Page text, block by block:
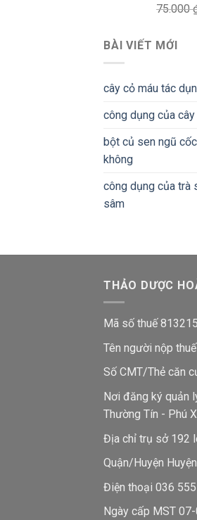
Được
75.000
BÀI VIẾT MỚI
cây cỏ máu tác
công dụng của
bột củ sen ngũ
không
công dụng của trà
sâm
THẢO DƯỢC
Mã số thuế
Tên người nộp
Số CMT/Thẻ căn
Nơi đăng ký quản
Thường Tín - Phú
Địa chỉ trụ sở 192
Quận/Huyện
Điện thoại 036
Ngày cấp MST